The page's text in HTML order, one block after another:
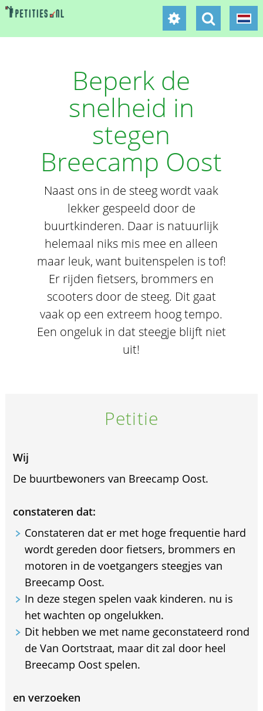
Beperk de
snelheid in
stegen
Breecamp Oost
Naast ons in de steeg wordt vaak
lekker gespeeld door de
buurtkinderen. Daar is natuurlijk
helemaal niks mis mee en alleen
maar leuk, want buitenspelen is tof!
Er rijden fietsers, brommers en
scooters door de steeg. Dit gaat
vaak op een extreem hoog tempo.
Een ongeluk in dat steegje blijft niet
uit!
Petitie
Wij
De buurtbewoners van Breecamp Oost.
constateren dat:
Constateren dat er met hoge frequentie hard
wordt gereden door fietsers, brommers en
motoren in de voetgangers steegjes van
Breecamp Oost.
In deze stegen spelen vaak kinderen. nu is
het wachten op ongelukken.
Dit hebben we met name geconstateerd rond
de Van Oortstraat, maar dit zal door heel
Breecamp Oost spelen.
en verzoeken